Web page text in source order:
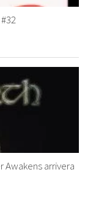
Awakens arrivera